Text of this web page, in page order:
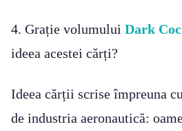
4. Grație volumului Dark
ideea acestei cărți?
Ideea cărții scrise împreuna
de industria aeronautică: